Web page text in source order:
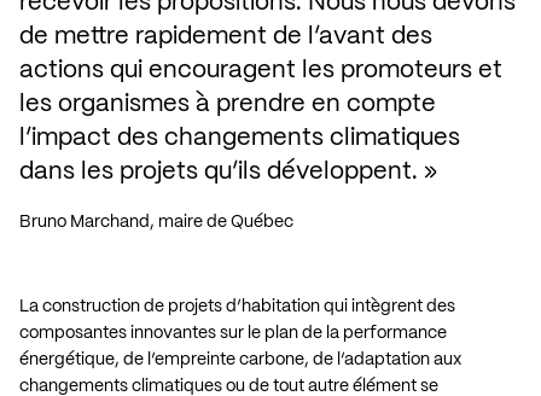
de mettre rapidement de l’avant des
actions qui encouragent les promoteurs et
les organismes à prendre en compte
l’impact des changements climatiques
dans les projets qu’ils développent.
Bruno Marchand, maire de Québec
La construction de projets d’habitation qui intègrent des
composantes innovantes sur le plan de la performance
énergétique, de l’empreinte carbone, de l’adaptation aux
changements climatiques ou de tout autre élément se